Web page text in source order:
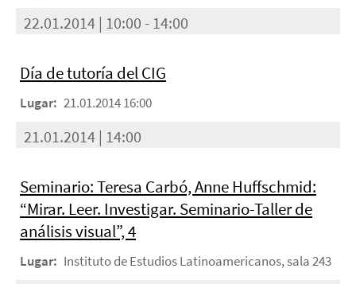
22.01.2014 | 10:00 - 14:00
Día de tutoría del CIG
Lugar: 21.01.2014 16:00
21.01.2014 | 14:00
Seminario: Teresa Carbó, Anne Huffschmid:
“Mirar. Leer. Investigar. Seminario-Taller de
análisis visual”, 4
Lugar: Instituto de Estudios Latinoamericanos, sala 243